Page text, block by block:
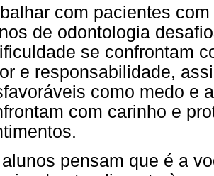
com pacientes
de odontologia
se confrontam
e responsabilidade,
como medo e
com carinho e
pensam que é a